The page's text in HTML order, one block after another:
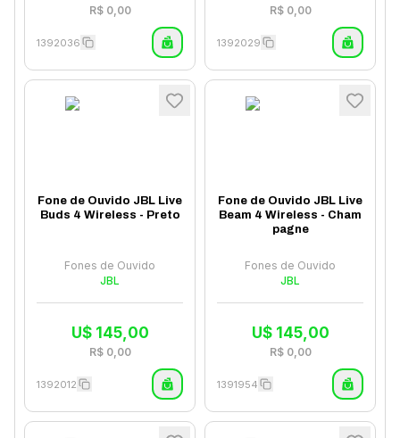
R$ 0,00
1392036
R$ 0,00
1392029
Fone de Ouvido JBL Live
Buds 4 Wireless - Preto
Fones de Ouvido
JBL
U$ 145,00
R$ 0,00
1392012
Fone de Ouvido JBL Live
Beam 4 Wireless - Cham
pagne
Fones de Ouvido
JBL
U$ 145,00
R$ 0,00
1391954